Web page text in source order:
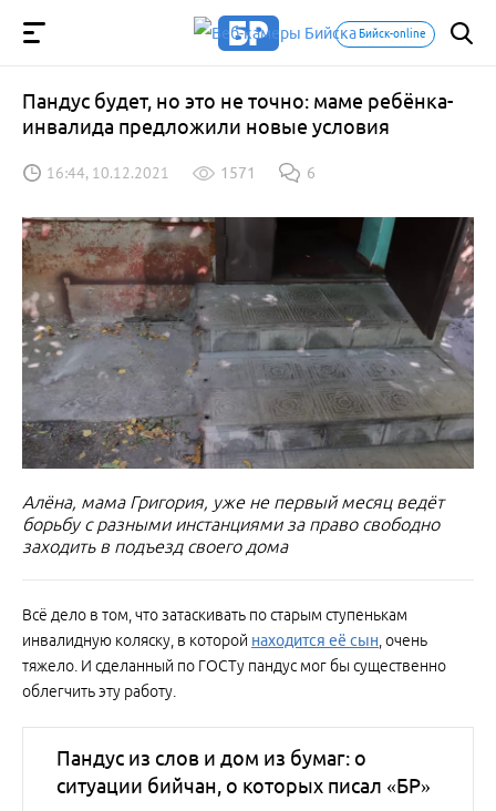
Бийск-online
Пандус будет, но это не точно: маме ребёнка-
инвалида предложили новые условия
16:44, 10.12.2021 1571 6
Алёна, мама Григория, уже не первый месяц ведёт
борьбу с разными инстанциями за право свободно
заходить в подъезд своего дома
Всё дело в том, что затаскивать по старым ступенькам
инвалидную коляску, в которой находится её сын, очень
тяжело. И сделанный по ГОСТу пандус мог бы существенно
облегчить эту работу.
Пандус из слов и дом из бумаг: о
ситуации бийчан, о которых писал «БР»